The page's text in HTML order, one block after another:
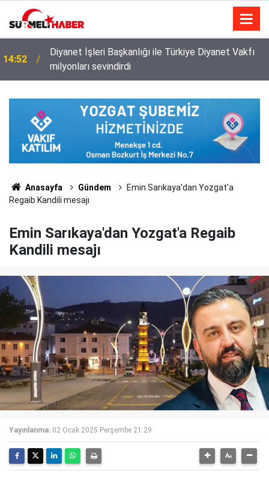
14:52
Diyanet İşleri Başkanlığı ile Türkiye Diyanet Vakfı
milyonları sevindirdi
Anasayfa Gündem
Emin Sarıkaya'dan Yozgat'a
Regaib Kandili mesajı
Emin Sarıkaya'dan Yozgat'a Regaib
Kandili mesajı
Yayınlanma: 02 Ocak 2025 Perşembe 21:29